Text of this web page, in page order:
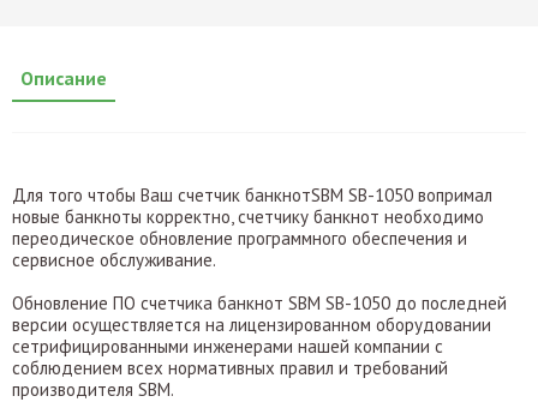
Описание
Для того чтобы Ваш счетчик банкнотSBM SB-1050 вопримал
новые банкноты корректно, счетчику банкнот необходимо
переодическое обновление программного обеспечения и
сервисное обслуживание.
Обновление ПО счетчика банкнот SBM SB-1050 до последней
версии осуществляется на лицензированном оборудовании
сетрифицированными инженерами нашей компании с
соблюдением всех нормативных правил и требований
производителя SBM.